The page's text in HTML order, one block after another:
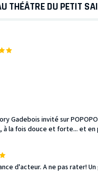
THÉÂTRE DU PETIT
Gadebois invité sur
la fois douce et forte... et en
d'acteur. A ne pas rater! Un